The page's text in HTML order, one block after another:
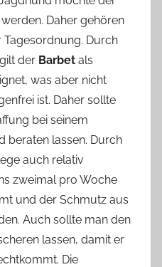
Daher gehören
Durch
der Barbet als
was aber nicht
ist. Daher sollte
bei seinem
beraten lassen. Durch
auch relativ
zweimal pro Woche
und der Schmutz aus
Auch sollte man den
lassen, damit er
Die